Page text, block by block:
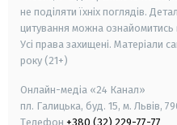
не поділяти їхніх поглядів.
цитування можна ознайомитись
Усі права захищені. Матеріали
року (21+)
Онлайн-медіа «24 Канал»
пл. Галицька, буд. 15, м. Львів,
Телефон +380 (32) 229-77-77